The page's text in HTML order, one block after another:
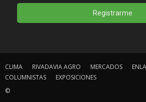
Registrarme
CLIMA RIVADAVIA AGRO MERCADOS
COLUMNISTAS
EXPOSICIONES
©